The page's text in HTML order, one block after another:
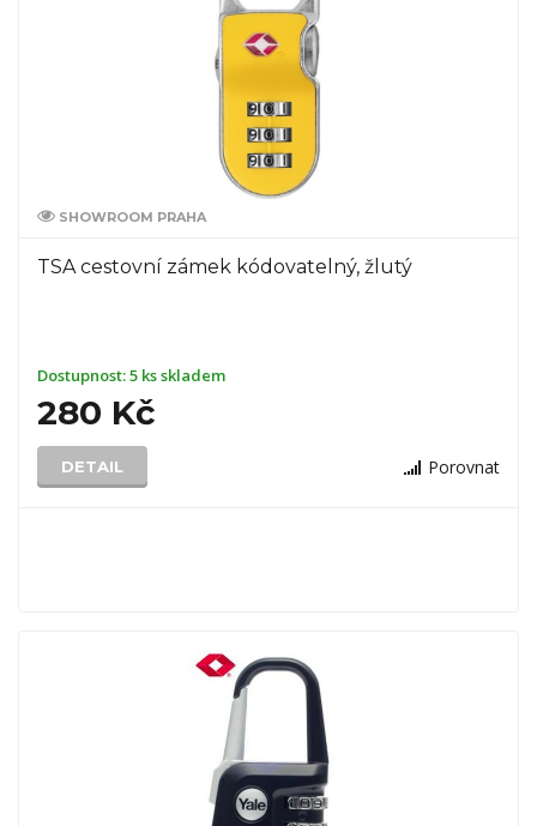
SHOWROOM PRAHA
TSA cestovní zámek kódovatelný, žlutý
Dostupnost:5 ks skladem
280 Kč
DETAIL Porovnat